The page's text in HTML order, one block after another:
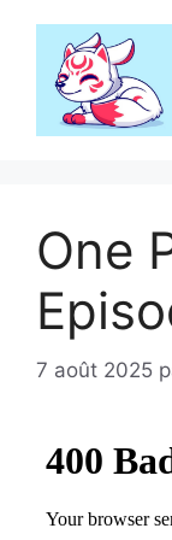
contenu
One
7 août 2025